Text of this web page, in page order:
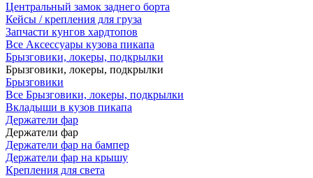
Центральный замок заднего борта
Кейсы / крепления для груза
Запчасти кунгов хардтопов
Все Аксессуары кузова пикапа
Брызговики, локеры, подкрылки
Брызговики, локеры, подкрылки
Брызговики
Все Брызговики, локеры, подкрылки
Вкладыши в кузов пикапа
Держатели фар
Держатели фар
Держатели фар на бампер
Держатели фар на крышу
Крепления для света